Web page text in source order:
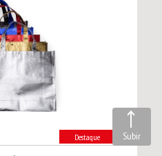
Destaque Subir